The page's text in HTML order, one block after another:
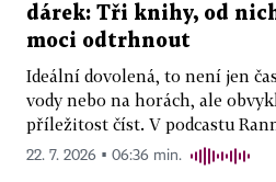
dárek: Tři knihy, od
moci odtrhnout
Ideální dovolená, to není jen
vody nebo na horách, ale
příležitost číst. V podcastu
22. 7. 2026 ▪ 06:36 min.